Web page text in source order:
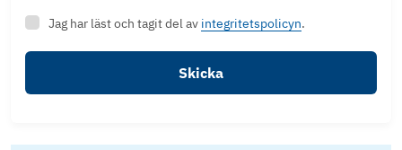
Jag har läst och tagit del av integritetspolicyn.
Skicka